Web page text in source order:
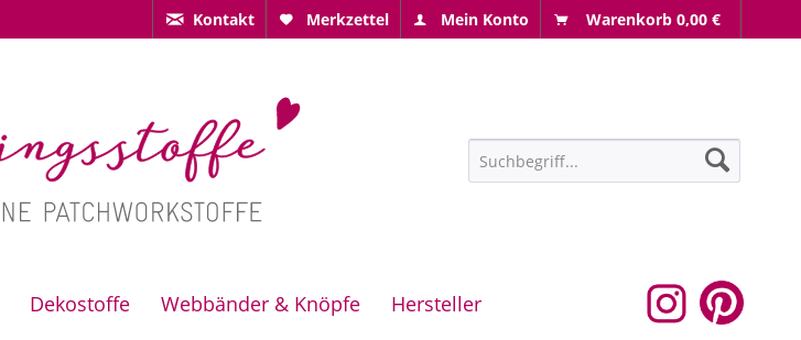
Kontakt Merkzettel Mein Konto Warenkorb 0,00 €
Dekostoffe Webbänder & Knöpfe Hersteller